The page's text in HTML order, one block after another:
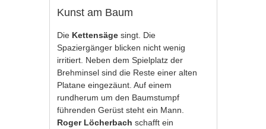
Kunst am Baum
Die Kettensägesingt. Die
Spaziergänger blicken nicht wenig
irritiert. Neben dem Spielplatz der
Brehminsel sind die Reste einer alten
Platane eingezäunt. Auf einem
rundherum um den Baumstumpf
führenden Gerüst steht ein Mann.
Roger Löcherbach schafft ein